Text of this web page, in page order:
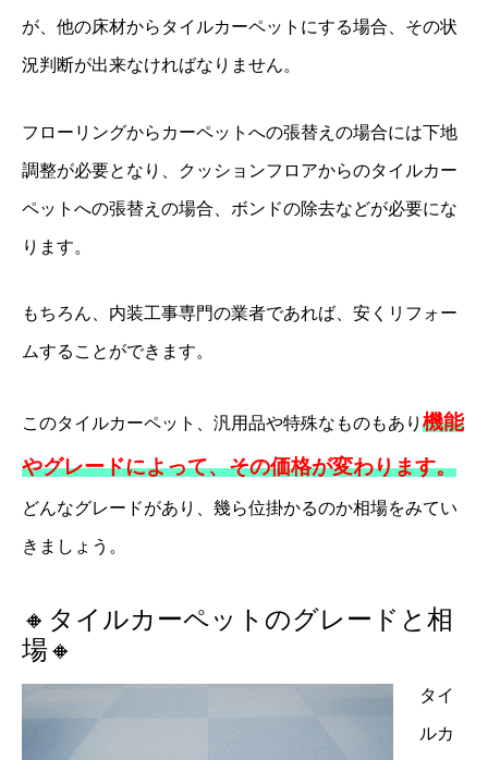
が、他の床材からタイルカーペットにする場合、その状
況判断が出来なければなりません。
フローリングからカーペットへの張替えの場合には下地
調整が必要となり、クッションフロアからのタイルカー
ペットへの張替えの場合、ボンドの除去などが必要にな
ります。
もちろん、内装工事専門の業者であれば、安くリフォー
ムすることができます。
このタイルカーペット、汎用品や特殊なものもあり 機能
やグレードによって、その価格が変わります。
どんなグレードがあり、幾ら位掛かるのか相場をみてい
きましょう。
🔸タイルカーペットのグレードと相
場🔸
タイ
ルカ